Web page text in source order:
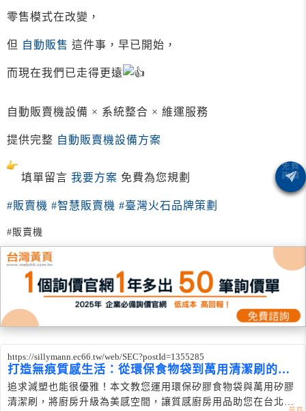
零售模式在改變，
但 自動販售 這件事，早已開始，
而現在我們已走得更遠
自動販賣機設備 × 系統整合 × 維運服務
提供完整 自動販賣機設備方案
填單留言 我要方案 免費為您規劃
#販賣機 #智慧販賣機 #臺灣火石品牌策劃
#販賣機
https://sillymann.ec66.tw/web/SEC?postId=1355285
打造無痕質感生活：從環保食物袋到萬用清潔刷的綠
色廚房升級指南
追求減塑也能很優雅！本文教您運用環保矽膠食物袋與萬用矽膠
清潔刷，將廚房升級為美感空間，讓質感廚房用品助您在台北實